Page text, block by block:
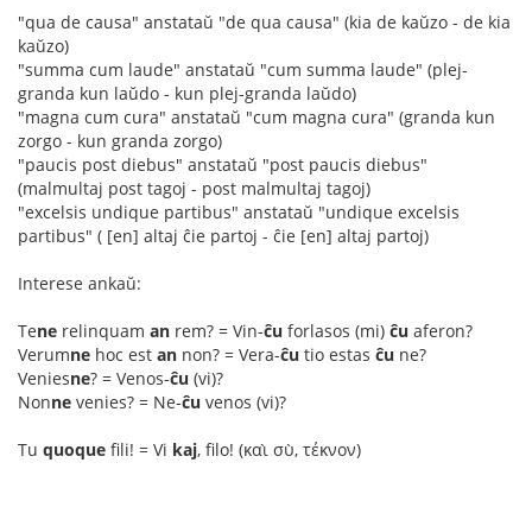
"qua de causa" anstataŭ "de qua causa" (kia de kaŭzo - de kia
kaŭzo)
"summa cum laude" anstataŭ "cum summa laude" (plej-
granda kun laŭdo - kun plej-granda laŭdo)
"magna cum cura" anstataŭ "cum magna cura" (granda kun
zorgo - kun granda zorgo)
"paucis post diebus" anstataŭ "post paucis diebus"
(malmultaj post tagoj - post malmultaj tagoj)
"excelsis undique partibus" anstataŭ "undique excelsis
partibus" ( [en] altaj ĉie partoj - ĉie [en] altaj partoj)
Interese ankaŭ:
Tene relinquam an rem? = Vin-ĉu forlasos (mi) ĉu aferon?
Verumne hoc est an non? = Vera-ĉu tio estas ĉu ne?
Veniesne? = Venos-ĉu (vi)?
Nonne venies? = Ne-ĉu venos (vi)?
Tu quoque fili! = Vi kaj, filo! (καὶ σὺ, τέκνον)